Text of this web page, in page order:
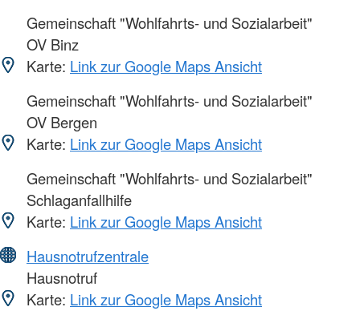
Gemeinschaft "Wohlfahrts- und Sozialarbeit"
OV Binz
Karte: Link zur Google Maps Ansicht
Gemeinschaft "Wohlfahrts- und Sozialarbeit"
OV Bergen
Karte: Link zur Google Maps Ansicht
Gemeinschaft "Wohlfahrts- und Sozialarbeit"
Schlaganfallhilfe
Karte: Link zur Google Maps Ansicht
Hausnotrufzentrale
Hausnotruf
Karte: Link zur Google Maps Ansicht